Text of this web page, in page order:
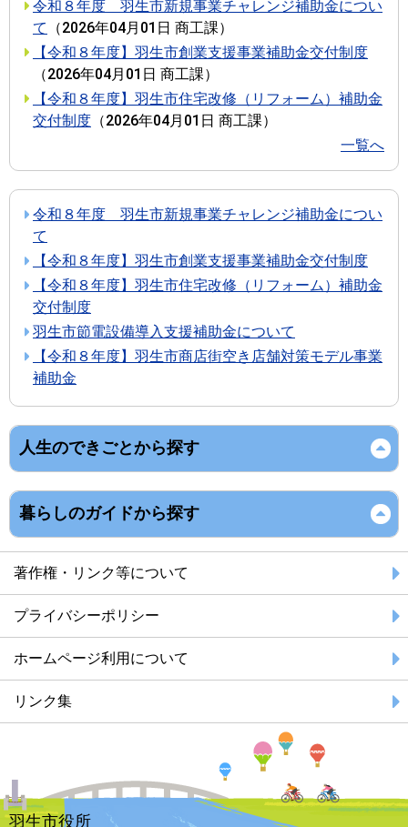
令和８年度 羽生市新規事業チャレンジ補助金につい
て
（2026年04月01日 商工課）
【令和８年度】羽生市創業支援事業補助金交付制度
（2026年04月01日 商工課）
【令和８年度】羽生市住宅改修（リフォーム）補助金
交付制度 （2026年04月01日 商工課）
一覧へ
令和８年度 羽生市新規事業チャレンジ補助金につい
て
【令和８年度】羽生市創業支援事業補助金交付制度
【令和８年度】羽生市住宅改修（リフォーム）補助金
交付制度
羽生市節電設備導入支援補助金について
【令和８年度】羽生市商店街空き店舗対策モデル事業
補助金
人生のできごとから探す
暮らしのガイドから探す
著作権・リンク等について
プライバシーポリシー
ホームページ利用について
リンク集
羽生市役所